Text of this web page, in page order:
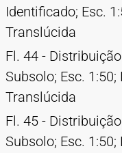
Identificado; Esc.
Translúcida
Fl. 44 -
Subsolo; Esc.
Translúcida
Fl. 45 -
Subsolo; Esc.